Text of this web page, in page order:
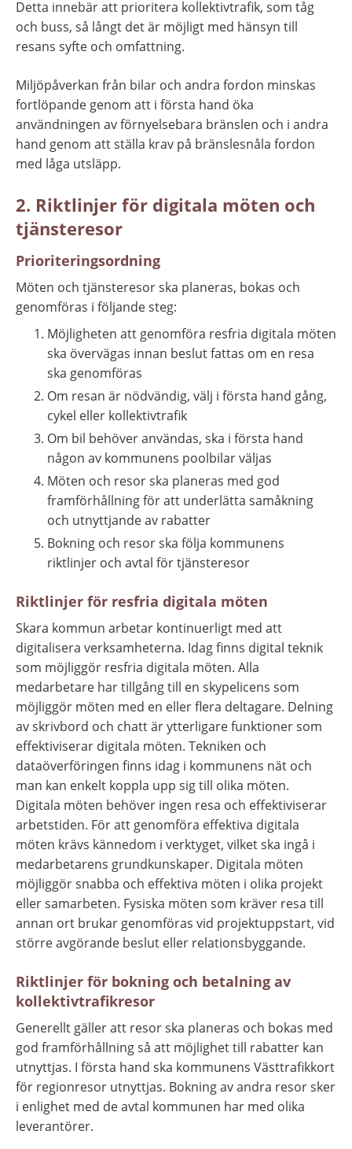
Detta innebär att prioritera kollektivtrafik, som tåg
och buss, så långt det är möjligt med hänsyn till
resans syfte och omfattning.
Miljöpåverkan från bilar och andra fordon minskas
fortlöpande genom att i första hand öka
användningen av förnyelsebara bränslen och i andra
hand genom att ställa krav på bränslesnåla fordon
med låga utsläpp.
2. Riktlinjer för digitala möten och
tjänsteresor
Prioriteringsordning
Möten och tjänsteresor ska planeras, bokas och
genomföras i följande steg:
Möjligheten att genomföra resfria digitala möten
ska övervägas innan beslut fattas om en resa
ska genomföras
Om resan är nödvändig, välj i första hand gång,
cykel eller kollektivtrafik
Om bil behöver användas, ska i första hand
någon av kommunens poolbilar väljas
Möten och resor ska planeras med god
framförhållning för att underlätta samåkning
och utnyttjande av rabatter
Bokning och resor ska följa kommunens
riktlinjer och avtal för tjänsteresor
Riktlinjer för resfria digitala möten
Skara kommun arbetar kontinuerligt med att
digitalisera verksamheterna. Idag finns digital teknik
som möjliggör resfria digitala möten. Alla
medarbetare har tillgång till en skypelicens som
möjliggör möten med en eller flera deltagare. Delning
av skrivbord och chatt är ytterligare funktioner som
effektiviserar digitala möten. Tekniken och
dataöverföringen finns idag i kommunens nät och
man kan enkelt koppla upp sig till olika möten.
Digitala möten behöver ingen resa och effektiviserar
arbetstiden. För att genomföra effektiva digitala
möten krävs kännedom i verktyget, vilket ska ingå i
medarbetarens grundkunskaper. Digitala möten
möjliggör snabba och effektiva möten i olika projekt
eller samarbeten. Fysiska möten som kräver resa till
annan ort brukar genomföras vid projektuppstart, vid
större avgörande beslut eller relationsbyggande.
Riktlinjer för bokning och betalning av
kollektivtrafikresor
Generellt gäller att resor ska planeras och bokas med
god framförhållning så att möjlighet till rabatter kan
utnyttjas. I första hand ska kommunens Västtrafikkort
för regionresor utnyttjas. Bokning av andra resor sker
i enlighet med de avtal kommunen har med olika
leverantörer.